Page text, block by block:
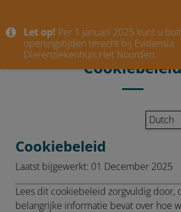
Let op! Per 1 januari 2025 kunt u
openingstijden terecht bij Evidensia
Dierenziekenhuis Het Noorden.
Cookiebeleid
Dutch
Cookiebeleid
Laatst bijgewerkt: 01 December 2025
Lees dit cookiebeleid zorgvuldig door,
belangrijke informatie bevat over hoe